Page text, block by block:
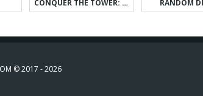
CONQUER THE TOWER: TAKEOVER RANDOM
© 2017 - 2026